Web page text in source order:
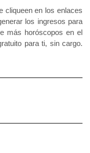
cliqueen en los enlaces
los ingresos para
más horóscopos en el
para ti, sin cargo.